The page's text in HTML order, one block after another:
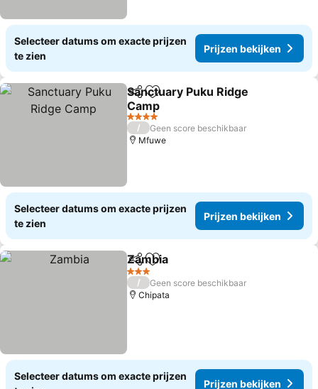
Selecteer datums om exacte prijzen
te zien
Prijzen bekijken
DelenToevoegen aan favorieten
Sanctuary Puku Ridge
Camp
Prijzen bekijken
4 Sterren
/
Geen score beschikbaar
Mfuwe
Selecteer datums om exacte prijzen
te zien
Prijzen bekijken
DelenToevoegen aan favorieten
Zambia
3 Sterren
/
Geen score beschikbaar
Chipata
Selecteer datums om exacte prijzen
Prijzen bekijken